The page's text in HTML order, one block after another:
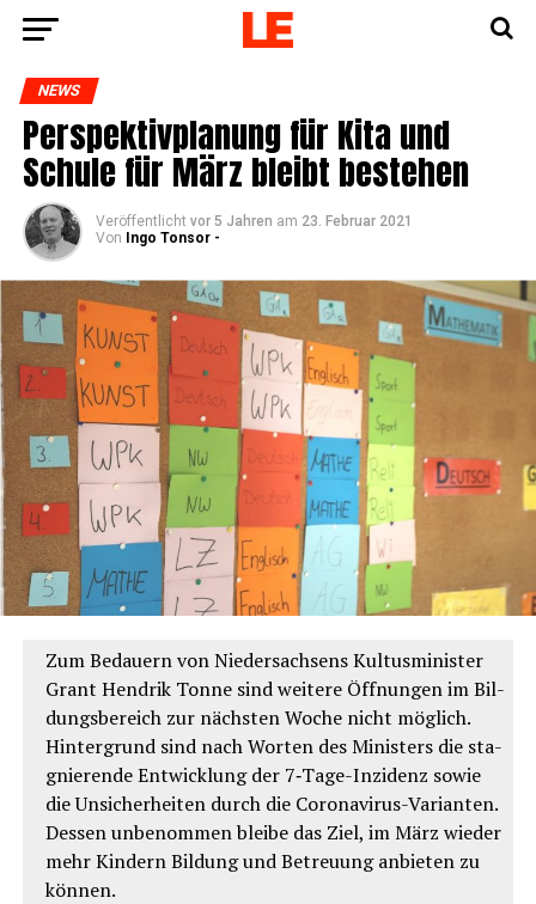
NEWS
Per­spek­tiv­pla­nung für Kita und
Schu­le für März bleibt bestehen
Veröffentlicht vor 5 Jahren am 23. Februar 2021
Von
Ingo Tonsor -
Zum Bedau­ern von Nie­der­sach­sens Kul­tus­mi­nis­ter
Grant Hen­drik Ton­ne sind wei­te­re Öff­nun­gen im Bil­
dungs­be­reich zur nächs­ten Woche nicht mög­lich.
Hin­ter­grund sind nach Wor­ten des Minis­ters die sta­
gnie­ren­de Ent­wick­lung der 7‑Ta­ge-Inzi­denz sowie
die Unsi­cher­hei­ten durch die Coro­na­vi­rus-Vari­an­ten.
Des­sen unbe­nom­men blei­be das Ziel, im März wie­der
mehr Kin­dern Bil­dung und Betreu­ung anbie­ten zu
können.